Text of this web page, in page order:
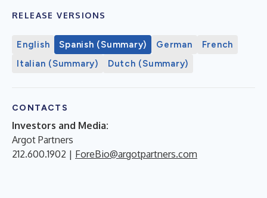
RELEASE VERSIONS
English Spanish (Summary) German
French
Italian (Summary)
Dutch (Summary)
CONTACTS
Investors and Media:
Argot Partners
212.600.1902 | ForeBio@argotpartners.com